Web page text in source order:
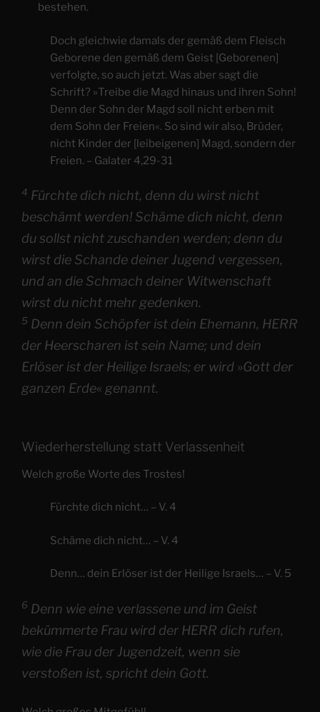
bestehen.
Doch gleichwie damals der gemäß dem Fleisch
Geborene den gemäß dem Geist [Geborenen]
verfolgte, so auch jetzt. Was aber sagt die
Schrift? »Treibe die Magd hinaus und ihren Sohn!
Denn der Sohn der Magd soll nicht erben mit
dem Sohn der Freien«. So sind wir also, Brüder,
nicht Kinder der [leibeigenen] Magd, sondern der
Freien. – Galater 4,29-31
4 Fürchte dich nicht, denn du wirst nicht
beschämt werden! Schäme dich nicht, denn
du sollst nicht zuschanden werden; denn du
wirst die Schande deiner Jugend vergessen,
und an die Schmach deiner Witwenschaft
wirst du nicht mehr gedenken.
5 Denn dein Schöpfer ist dein Ehemann, HERR
der Heerscharen ist sein Name; und dein
Erlöser ist der Heilige Israels; er wird »Gott der
ganzen Erde« genannt.
Wiederherstellung statt Verlassenheit
Welch große Worte des Trostes!
Fürchte dich nicht… – V. 4
Schäme dich nicht… – V. 4
Denn… dein Erlöser ist der Heilige Israels… – V. 5
6 Denn wie eine verlassene und im Geist
bekümmerte Frau wird der HERR dich rufen,
wie die Frau der Jugendzeit, wenn sie
verstoßen ist, spricht dein Gott.